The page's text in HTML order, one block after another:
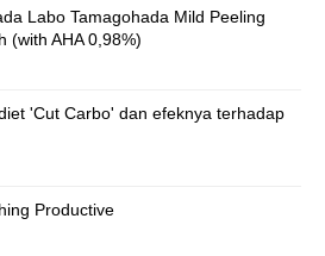
Labo Tamagohada Mild Peeling
(with AHA 0,98%)
'Cut Carbo' dan efeknya terhadap
Productive